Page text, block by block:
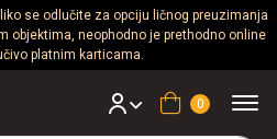
se odlučite za opciju ličnog preuzimanja
objektima, neophodno je prethodno online
platnim karticama.
Korpa